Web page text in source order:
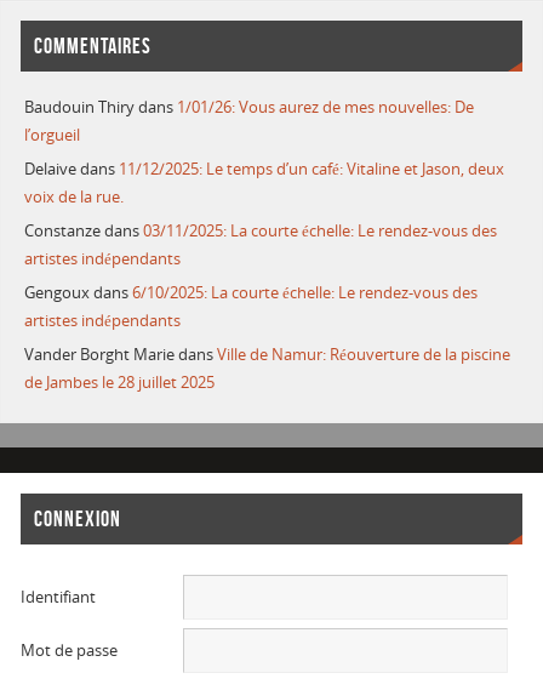
COMMENTAIRES
Baudouin Thirydans 1/01/26: Vous aurez de mes nouvelles: De
l’orgueil
Delaivedans 11/12/2025: Le temps d’un café: Vitaline et Jason, deux
voix de la rue.
Constanzedans03/11/2025: La courte échelle: Le rendez-vous des
artistes indépendants
Gengouxdans6/10/2025: La courte échelle: Le rendez-vous des
artistes indépendants
Vander Borght MariedansVille de Namur: Réouverture de la piscine
de Jambes le 28 juillet 2025
CONNEXION
Identifiant
Mot de passe